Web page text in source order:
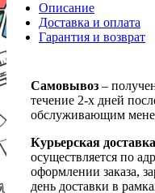
Описание
Доставка и оплата
Гарантия и возврат
Самовывоз –
течение 2-х дней
обслуживающим
Курьерская
осуществляется по
оформлении заказа,
день доставки в